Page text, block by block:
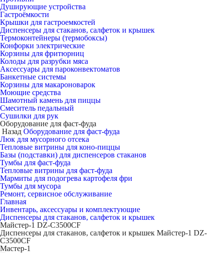
Душирующие устройства
Гастроёмкости
Крышки для гастроемкостей
Диспенсеры для стаканов, салфеток и крышек
Термоконтейнеры (термобоксы)
Конфорки электрические
Корзины для фритюрниц
Колоды для разрубки мяса
Аксессуары для пароконвектоматов
Банкетные системы
Корзины для макароноварок
Моющие средства
Шамотный камень для пиццы
Смеситель педальный
Сушилки для рук
Оборудование для фаст-фуда
Назад Оборудование для фаст-фуда
Люк для мусорного отсека
Тепловые витрины для коно-пиццы
Базы (подставки) для диспенсеров стаканов
Тумбы для фаст-фуда
Тепловые витрины для фаст-фуда
Мармиты для подогрева картофеля фри
Тумбы для мусора
Ремонт, сервисное обслуживание
Главная
Инвентарь, аксессуары и комплектующие
Диспенсеры для стаканов, салфеток и крышек
Майстер-1 DZ-C3500CF
Диспенсеры для стаканов, салфеток и крышек Майстер-1 DZ-
C3500CF
Мастер-1